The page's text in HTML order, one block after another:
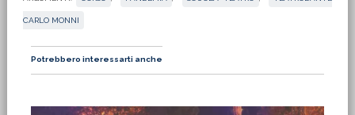
CARLO MONNI
Potrebbero interessarti anche